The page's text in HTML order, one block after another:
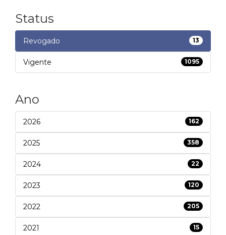
Status
Revogado 13
Vigente 1095
Ano
2026 162
2025 358
2024 22
2023 120
2022 205
2021 15